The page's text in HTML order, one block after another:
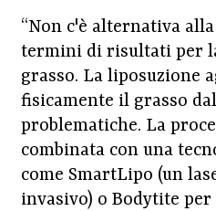
“Non c'è alternativa
termini di risultati per
grasso. La liposuzione
fisicamente il grasso
problematiche. La
combinata con una
come SmartLipo (un
invasivo) o Bodytite